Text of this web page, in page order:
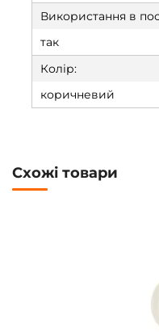
Використання в
так
Колір:
коричневий
Схожі товари